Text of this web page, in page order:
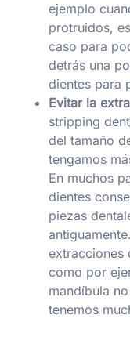
ejemplo
protruidos,
caso para
detrás una
dientes para
Evitar la
stripping
del tamaño
tengamos
En muchos
dientes
piezas
extracciones
como por
mandíbula
tenemos